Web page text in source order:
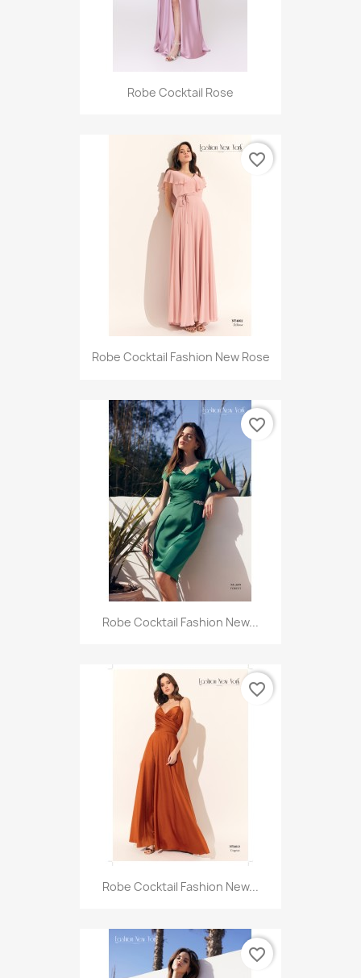
Robe Cocktail Rose
Robe Cocktail Fashion New Rose
favorite_border
Robe Cocktail Fashion New...
favorite_border
Robe Cocktail Fashion New...
favorite_border
favorite_border